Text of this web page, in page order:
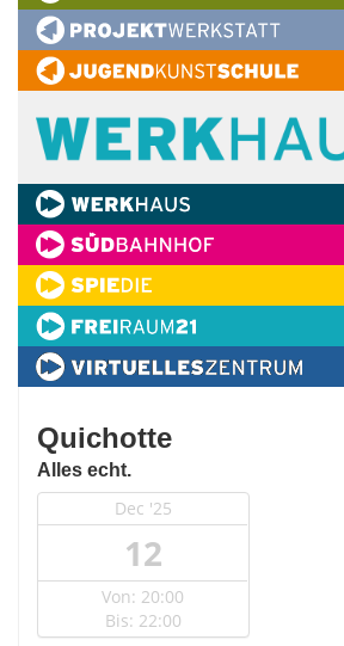
Quichotte
Alles echt.
Dec '25
12
Von: 20:00
Bis: 22:00